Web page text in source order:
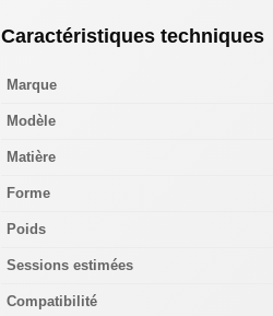
Caractéristiques techniques
Marque
Modèle
Matière
Forme
Poids
Sessions estimées
Compatibilité